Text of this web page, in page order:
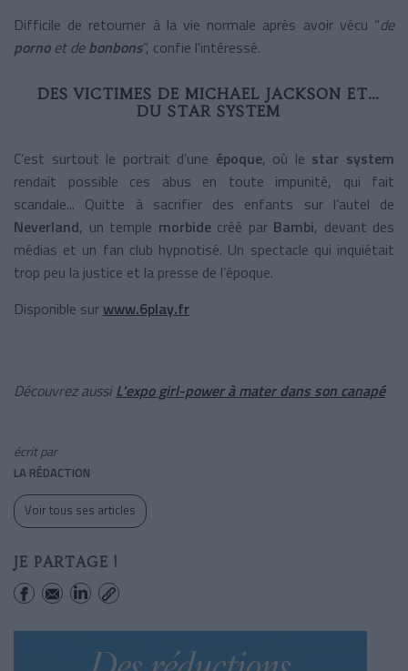
Difficile de retourner à la vie normale après avoir vécu “de
pornoet debonbons”, confie l'intéressé.
DES VICTIMES DE MICHAEL JACKSON ET…
DU STAR SYSTEM
C’est surtout le portrait d’une époque, où le star system
rendait possible ces abus en toute impunité, qui fait
scandale... Quitte à sacrifier des enfants sur l’autel de
Neverland, un temple morbide créé par Bambi, devant des
médias et un fan club hypnotisé. Un spectacle qui inquiétait
trop peu la justice et la presse de l’époque.
Disponible surwww.6play.fr
Découvrez aussiL'expo girl-power à mater dans son canapé
écrit par
LA RÉDACTION
Voir tous ses articles
JE PARTAGE !